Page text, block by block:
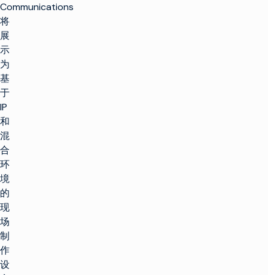
Communications
将
展
示
为
基
于
IP
和
混
合
环
境
的
现
场
制
作
设